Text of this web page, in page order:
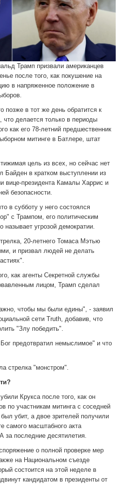
Трамп призвали американцев
после того, как покушение на
в напряженное положение в
позже в тот же день обратится к
что делается только в периоды
как его 78-летний предшественник
митинге в Батлере, штат
цель из всех, но сейчас нет
Байден в кратком выступлении из
вице-президента Камалы Харрис и
безопасности.
в субботу у него состоялся
с Трампом, его политическим
называет угрозой демократии.
20-летнего Томаса Мэтью
и призвал людей не делать
как агенты Секретной службы
лицом, Трамп сделал
чтобы мы были едины", - заявил
сети Truth, добавив, что
"Злу победить".
предотвратил немыслимое" и что
стрелка "монстром".
Крукса после того, как он
по участникам митинга с соседней
убит, а двое зрителей получили
самого масштабного акта
за последние десятилетия.
о полной проверке мер
на Национальном съезде
состоится на этой неделе в
кандидатом в президенты от